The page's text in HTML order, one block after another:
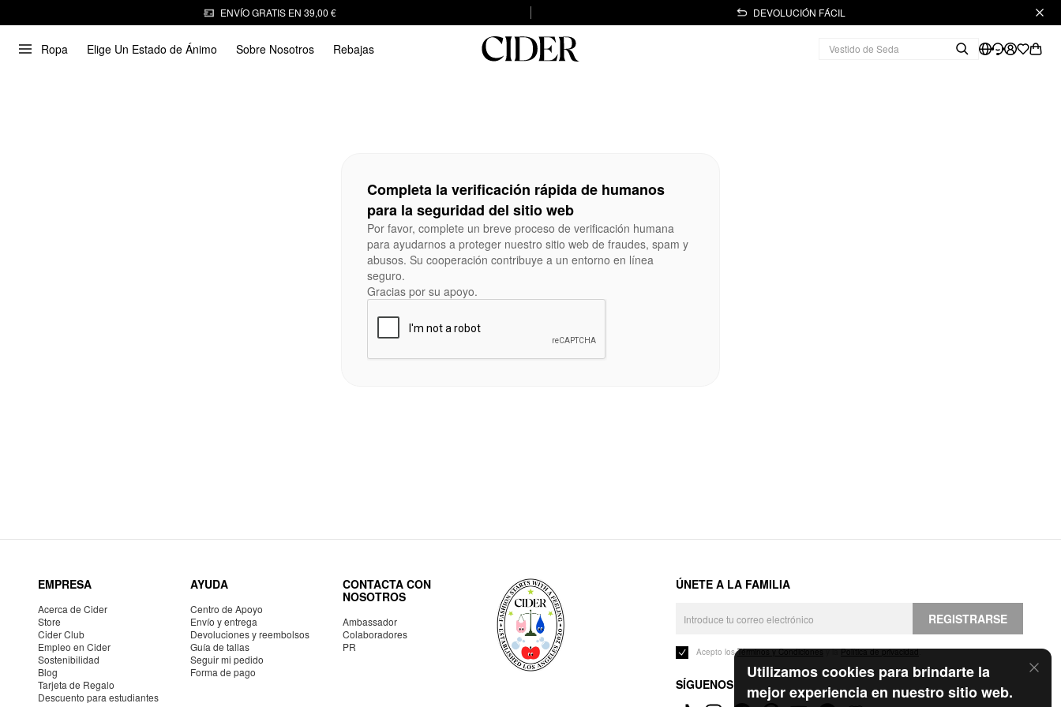
ENVÍO GRATIS EN 39,00 € DEVOLUCIÓN FÁCIL
Ropa Elige Un Estado de Ánimo Sobre Nosotros Rebajas
Utilizamos cookies para brindarte la
mejor experiencia en nuestro sitio web.
Completa la verificación rápida de humanos
para la seguridad del sitio web
Por favor, complete un breve proceso de verificación humana
para ayudarnos a proteger nuestro sitio web de fraudes, spam y
abusos. Su cooperación contribuye a un entorno en línea
seguro.
Gracias por su apoyo.
EMPRESA
Acerca de Cider
Store
Cider Club
Empleo en Cider
Sostenibilidad
Blog
Tarjeta de Regalo
Descuento para estudiantes
AYUDA
Centro de Apoyo
Envío y entrega
Devoluciones y reembolsos
Guía de tallas
Seguir mi pedido
Forma de pago
CONTACTA CON
NOSOTROS
Ambassador
Colaboradores
PR
ÚNETE A LA FAMILIA
REGISTRARSE
Acepto losTérminos y Condicionesy laPolítica de privacidad.
SÍGUENOS